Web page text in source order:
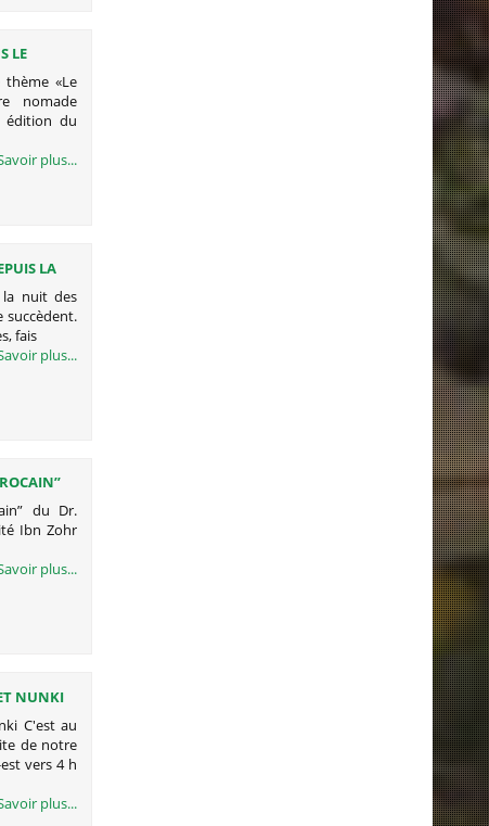
LE
LA
BANI)
«Le
nomade
édition du
plus...
LA
la nuit des
succèdent.
fais
plus...
du Dr.
Ibn Zohr
plus...
NUNKI
C'est au
de notre
vers 4 h
plus...